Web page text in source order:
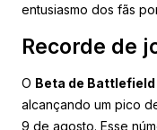
entusiasmo dos fãs
Recorde de
O Beta de Battlefield
alcançando um pico
9 de agosto. Esse